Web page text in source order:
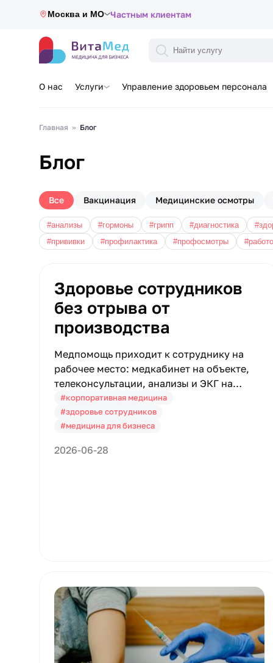
Москва и МО Частным клиентам
О нас Услуги Управление здоровьем персонала
Главная Блог
Блог
Все Вакцинация Медицинские осмотры
#анализы #гормоны #грипп #диагностика
#прививки
#профилактика #профосмотры
Здоровье сотрудников
без отрыва от
производства
Медпомощь приходит к сотруднику на
рабочее место: медкабинет на объекте,
телеконсультации, анализы и ЭКГ на
предприятии и аналитика для HR в одном
окне — без отрыва от производства.
#корпоративная медицина
#здоровье сотрудников
#медицина для бизнеса
2026-06-28